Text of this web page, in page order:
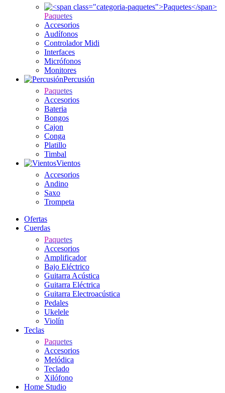
Paquetes
Accesorios
Audífonos
Controlador Midi
Interfaces
Micrófonos
Monitores
Percusión
Paquetes
Accesorios
Bateria
Bongos
Cajon
Conga
Platillo
Timbal
Vientos
Accesorios
Andino
Saxo
Trompeta
Ofertas
Cuerdas
Paquetes
Accesorios
Amplificador
Bajo Eléctrico
Guitarra Acústica
Guitarra Eléctrica
Guitarra Electroacústica
Pedales
Ukelele
Violín
Teclas
Paquetes
Accesorios
Melódica
Teclado
Xilófono
Home Studio